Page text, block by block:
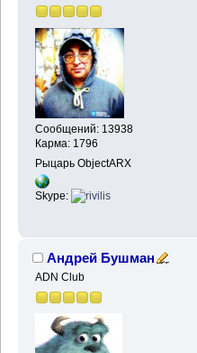
Сообщений: 13938
Карма: 1796
Рыцарь ObjectARX
Skype:
Андрей Бушман
ADN Club